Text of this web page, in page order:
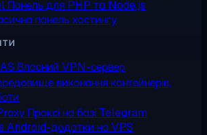
Панель для PHP та Node.js
панель хостингу
Власний VPN-сервер
виконання контейнерів,
Проксі на базі Telegram
Android-додатки на VPS